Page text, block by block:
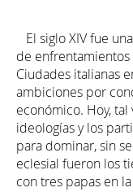
El siglo XIV fue
de
Ciudades italianas
ambiciones por
económico. Hoy, tal
ideologías y los
para dominar, sin
eclesial fueron los
con tres papas en